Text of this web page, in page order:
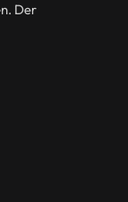
Der